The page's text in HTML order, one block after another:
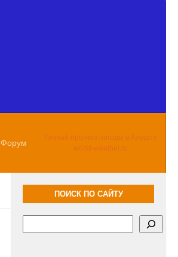
Форум
Точный прогноз погоды в Алуште
world-weather.ru
ПОИСК ПО САЙТУ